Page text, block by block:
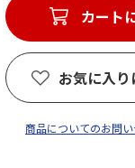
カート
お気に入
商品についてのお問